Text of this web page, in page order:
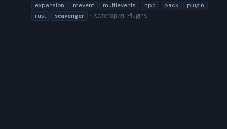
expansion
mevent multievents npc pack
plugin
rust
scavenger Категория: Plugins